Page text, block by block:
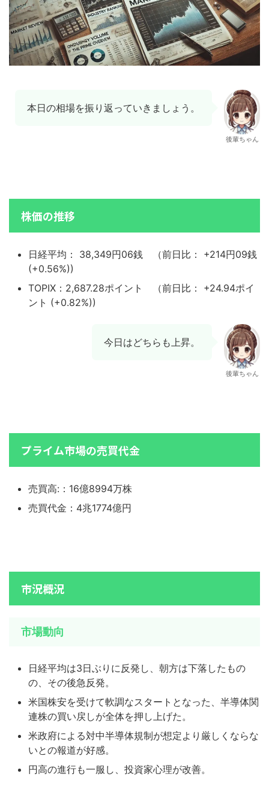
本日の相場を振り返っていきましょう。
後輩ちゃん
株価の推移
日経平均： 38,349円06銭 （前日比： +214円09銭
(+0.56%))
TOPIX：2,687.28ポイント （前日比： +24.94ポイ
ント (+0.82%))
今日はどちらも上昇。
後輩ちゃん
プライム市場の売買代金
売買高:：16億8994万株
売買代金：4兆1774億円
市況概況
市場動向
日経平均は3日ぶりに反発し、朝方は下落したもの
の、その後急反発。
米国株安を受けて軟調なスタートとなった、半導体関
連株の買い戻しが全体を押し上げた。
米政府による対中半導体規制が想定より厳しくならな
いとの報道が好感。
円高の進行も一服し、投資家心理が改善。